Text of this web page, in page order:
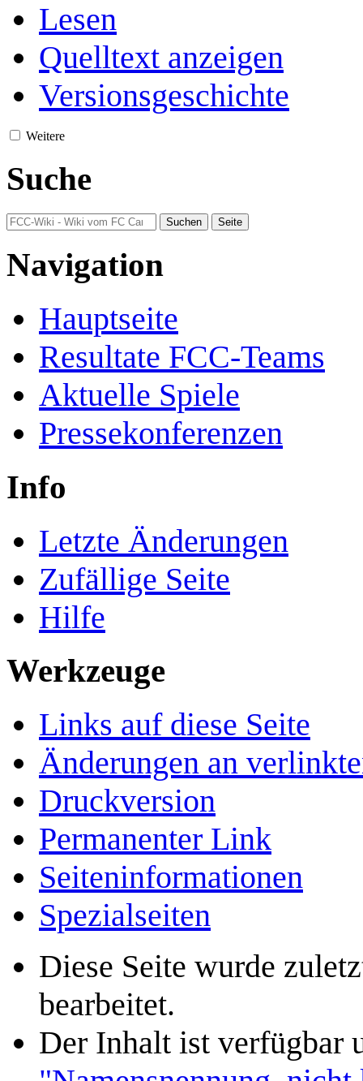
Lesen
Quelltext anzeigen
Versionsgeschichte
Weitere
Suche
Navigation
Hauptseite
Resultate FCC-Teams
Aktuelle Spiele
Pressekonferenzen
Info
Letzte Änderungen
Zufällige Seite
Hilfe
Werkzeuge
Links auf diese Seite
Änderungen an
Druckversion
Permanenter Link
Seiten­­informationen
Spezialseiten
Diese Seite wurde
bearbeitet.
Der Inhalt ist verfügbar